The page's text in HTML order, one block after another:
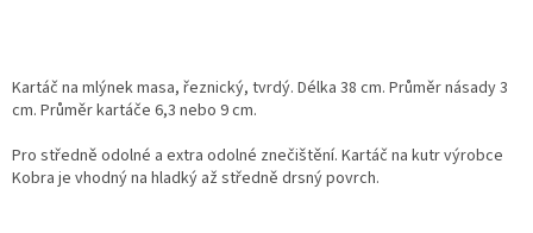
Kartáč na mlýnek masa, řeznický, tvrdý. Délka 38 cm. Průměr násady 3
cm. Průměr kartáče 6,3 nebo 9 cm.
Pro středně odolné a extra odolné znečištění. Kartáč na kutr výrobce
Kobra je vhodný na hladký až středně drsný povrch.